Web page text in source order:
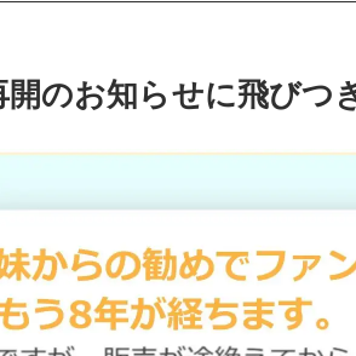
開のお知らせに飛びつ